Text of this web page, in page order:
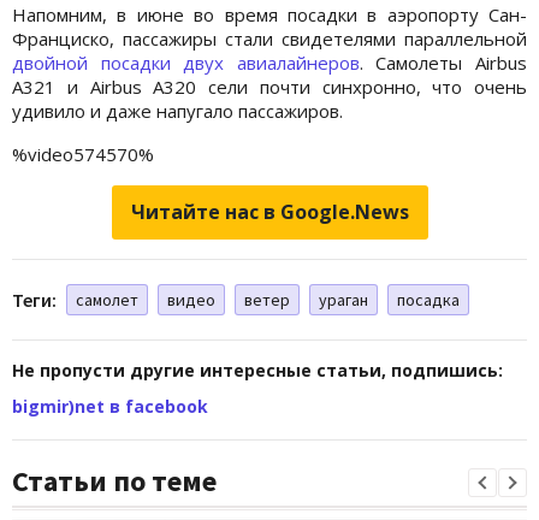
Напомним, в июне во время посадки в аэропорту Сан-
Франциско, пассажиры стали свидетелями параллельной
двойной посадки двух авиалайнеров. Самолеты Airbus
A321 и Airbus A320 сели почти синхронно, что очень
удивило и даже напугало пассажиров.
%video574570%
Читайте нас в Google.News
Теги: самолет видео ветер ураган посадка
Не пропусти другие интересные статьи, подпишись:
bigmir)net в facebook
Статьи по теме